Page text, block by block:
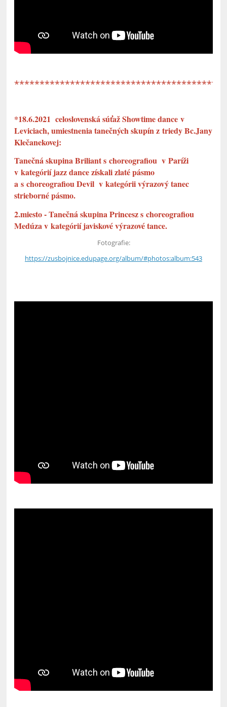
*18.6.2021 celoslovenská súťaž Showtime dance v
Leviciach, umiestnenia tanečných skupín z triedy Bc.Jany
Klečanekovej:
Tanečná skupina Briliant s choreografiou v Paríži
v kategórií jazz dance získali zlaté pásmo
a s choreografiou Devil v kategórii výrazový tanec
strieborné pásmo.
2.miesto - Tanečná skupina Princesz s choreografiou
Medúza v kategórií javiskové výrazové tance.
Fotografie:
https://zusbojnice.edupage.org/album/#photos:album:543